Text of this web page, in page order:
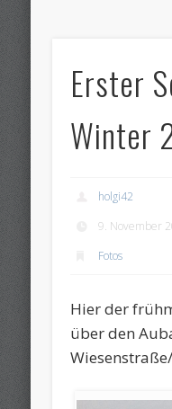
Erster
Winter
holgi42
9. November
Fotos
Hier der
über den